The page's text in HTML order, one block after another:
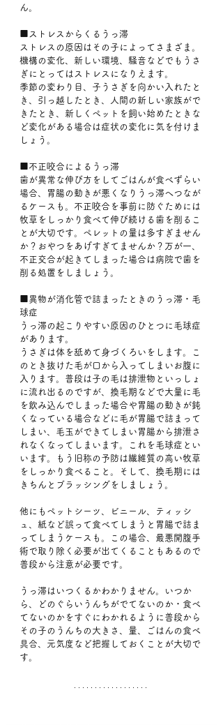
ん。
■ストレスからくるうっ滞
ストレスの原因はその子によってさまざま。
機構の変化、新しい環境、騒音などでもうさ
ぎにとってはストレスになりえます。
季節の変わり目、子うさぎを向かい入れたと
き、引っ越したとき、人間の新しい家族がで
きたとき、新しくペットを飼い始めたときな
ど変化がある場合は症状の変化に気を付けま
しょう。
■不正咬合によるうっ滞
歯が異常な伸び方をしてごはんが食べずらい
場合、胃腸の動きが悪くなりうっ滞へつなが
るケースも。不正咬合を事前に防ぐためには
牧草をしっかり食べて伸び続ける歯を削るこ
とが大切です。ペレットの量は多すぎません
か？おやつをあげすぎてませんか？万が一、
不正交合が起きてしまった場合は病院で歯を
削る処置をしましょう。
■異物が消化管で詰まったときのうっ滞・毛
球症
うっ滞の起こりやすい原因のひとつに毛球症
があります。
うさぎは体を舐めて身づくろいをします。こ
のとき抜けた毛が口から入ってしまいお腹に
入ります。普段は子の毛は排泄物といっしょ
に流れ出るのですが、換毛期などで大量に毛
を飲み込んでしまった場合や胃腸の動きが鈍
くなっている場合などに毛が胃腸で詰まって
しまい、毛玉ができてしまい胃腸から排泄さ
れなくなってしまいます。これを毛球症とい
います。もう旧称の予防は繊維質の高い牧草
をしっかり食べること。そして、換毛期には
きちんとブラッシングをしましょう。
他にもペットシーツ、ビニール、ティッシ
ュ、紙など誤って食べてしまうと胃腸で詰ま
ってしまうケースも。この場合、最悪開腹手
術で取り除く必要が出てくることもあるので
普段から注意が必要です。
うっ滞はいつくるかわかりません。いつか
ら、どのぐらいうんちがでてないのか・食べ
てないのかをすぐにわかれるように普段から
その子のうんちの大きさ、量、ごはんの食べ
具合、元気度など把握しておくことが大切で
す。